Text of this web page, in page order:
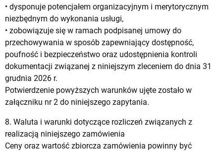
• dysponuje potencjałem organizacyjnym i merytorycznym
niezbędnym do wykonania usługi,
• zobowiązuje się w ramach podpisanej umowy do
przechowywania w sposób zapewniający dostępność,
poufność i bezpieczeństwo oraz udostępnienia kontroli
dokumentacji związanej z niniejszym zleceniem do dnia 31
grudnia 2026 r.
Potwierdzenie powyższych warunków ujęte zostało w
załączniku nr 2 do niniejszego zapytania.
8. Waluta i warunki dotyczące rozliczeń związanych z
realizacją niniejszego zamówienia
Ceny oraz wartość zbiorcza zamówienia powinny być